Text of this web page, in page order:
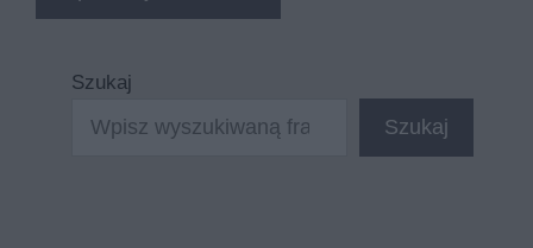
Szukaj
Szukaj